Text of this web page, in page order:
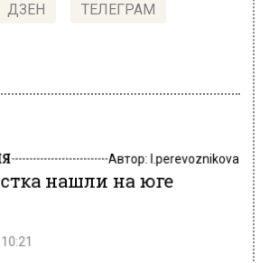
ДЗЕН ТЕЛЕГРАМ
Автор: l.perevoznikova
нашли на юге